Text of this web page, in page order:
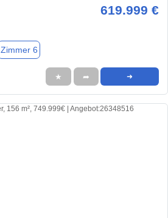
619.999 €
Zimmer 6
★ ➦ ➜